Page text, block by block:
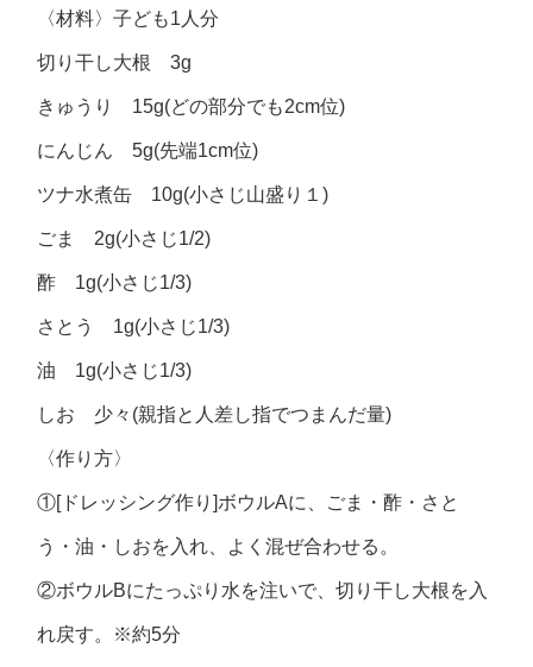
〈材料〉子ども1人分
切り干し大根 3g
きゅうり 15g(どの部分でも2cm位)
にんじん 5g(先端1cm位)
ツナ水煮缶 10g(小さじ山盛り１)
ごま 2g(小さじ1/2)
酢 1g(小さじ1/3)
さとう 1g(小さじ1/3)
油 1g(小さじ1/3)
しお 少々(親指と人差し指でつまんだ量)
〈作り方〉
①[ドレッシング作り]ボウルAに、ごま・酢・さと
う・油・しおを入れ、よく混ぜ合わせる。
②ボウルBにたっぷり水を注いで、切り干し大根を入
れ戻す。※約5分